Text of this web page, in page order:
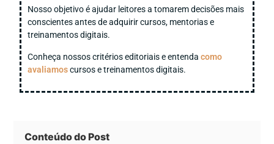
Nosso objetivo é ajudar leitores a tomarem decisões mais
conscientes antes de adquirir cursos, mentorias e
treinamentos digitais.
Conheça nossos critérios editoriais e entenda como
avaliamoscursos e treinamentos digitais.
Conteúdo do Post